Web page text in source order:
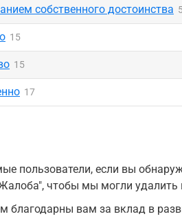
собственного достоинства
15
15
17
пользователи, если вы
чтобы мы могли удалить
благодарны вам за вклад в